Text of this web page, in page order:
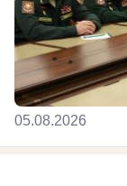
05.08.2026